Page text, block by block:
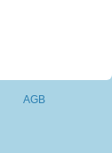
AGB